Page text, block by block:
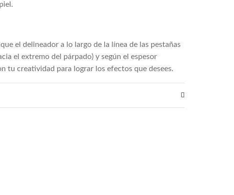
el delineador a lo largo de la línea de las pestañas
el extremo del párpado) y según el espesor
tu creatividad para lograr los efectos que desees.